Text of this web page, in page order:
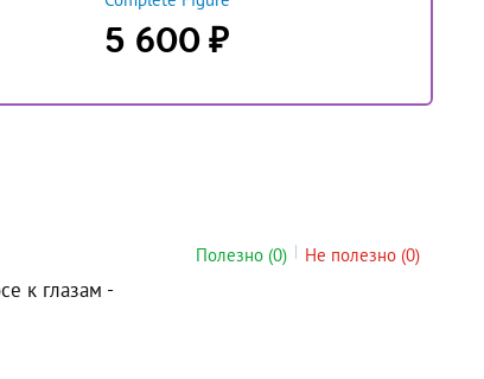
5 600 ₽
Полезно (0) Не полезно (0)
к глазам -